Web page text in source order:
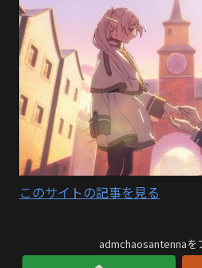
このサイトの記事を見る
admchaosantennaを